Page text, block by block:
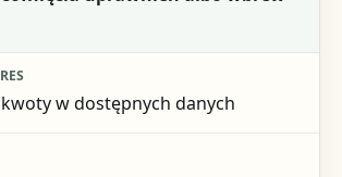
w dostępnych danych